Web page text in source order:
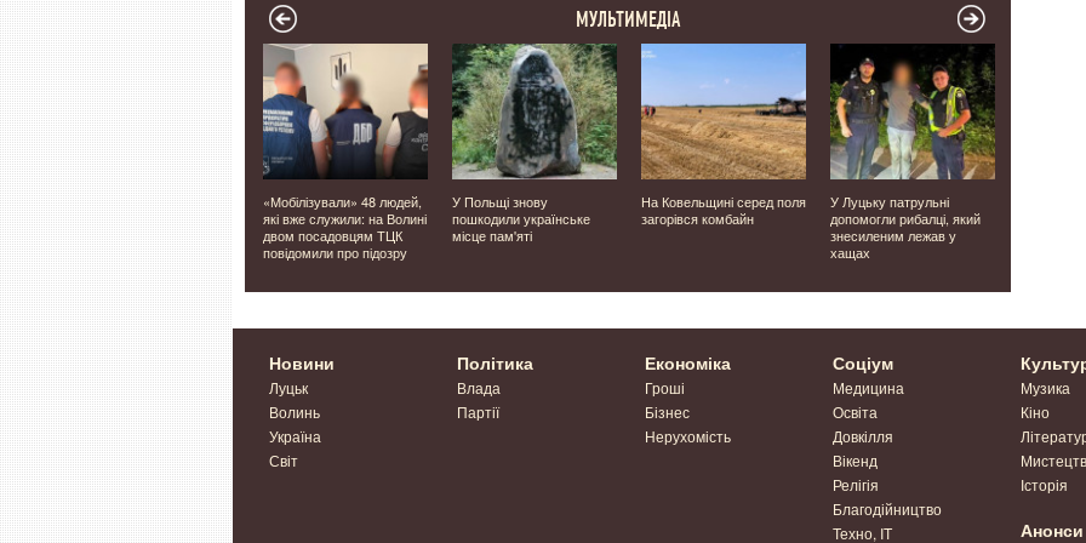
МУЛЬТИМЕДІА
ще на
У передмісті Одеси
росіяни вбили людину біля
укриття, багато поранених
«Мобілізували» 48 людей,
які вже служили: на Волині
двом посадовцям ТЦК
повідомили про підозру
У Польщі знову
пошкодили українське
місце пам'яті
На Ковельщині серед поля
загорівся комбайн
У Луцьку патрульні
допомогли рибалці, який
знесиленим лежав у
хащах
Новини
Луцьк
Волинь
Україна
Світ
Політика
Влада
Партії
Економіка
Гроші
Бізнес
Нерухомість
Соціум
Медицина
Освіта
Довкілля
Вікенд
Релігія
Благодійництво
Техно, IT
Музика
Кіно
Історія
Анонси